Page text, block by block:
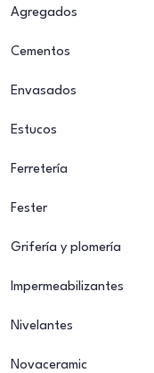
Agregados
Cementos
Envasados
Estucos
Ferretería
Fester
Grifería y plomería
Impermeabilizantes
Nivelantes
Novaceramic